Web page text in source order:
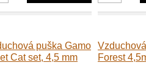
puška Gamo
Cat set, 4,5 mm
Forest